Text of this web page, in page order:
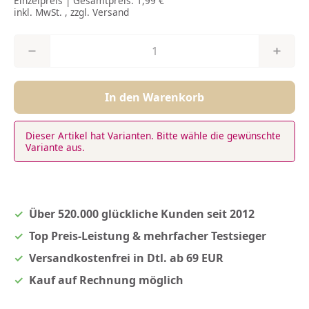
inkl. MwSt. , zzgl. Versand
In den Warenkorb
Dieser Artikel hat Varianten. Bitte wähle die gewünschte
Variante aus.
Über 520.000 glückliche Kunden seit 2012
Top Preis-Leistung & mehrfacher Testsieger
Versandkostenfrei in Dtl. ab 69 EUR
Kauf auf Rechnung möglich